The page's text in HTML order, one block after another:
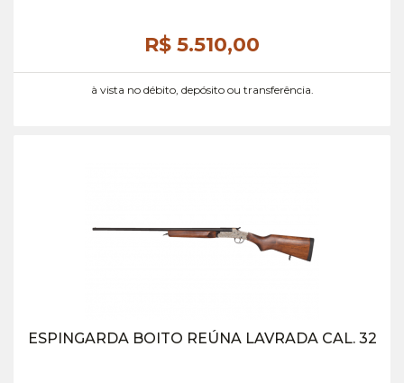
R$ 5.510,00
à vista no débito, depósito ou transferência.
ESPINGARDA BOITO REÚNA LAVRADA CAL. 32